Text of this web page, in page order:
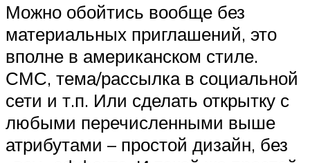
Можно обойтись вообще без
материальных приглашений, это
вполне в американском стиле.
СМС, тема/рассылка в социальной
сети и т.п. Или сделать открытку с
любыми перечисленными выше
атрибутами – простой дизайн, без